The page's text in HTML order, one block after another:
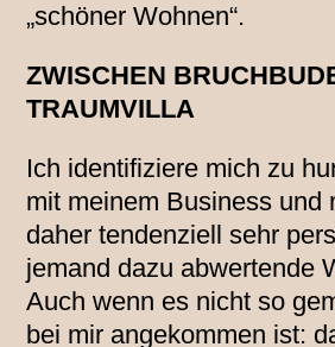
„schöner Wohnen“.
ZWISCHEN
TRAUMVILLA
Ich identifiziere mich zu
mit meinem Business und
daher tendenziell sehr
jemand dazu abwertende
Auch wenn es nicht so
bei mir angekommen ist: